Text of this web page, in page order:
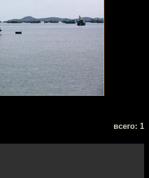
всего: 1